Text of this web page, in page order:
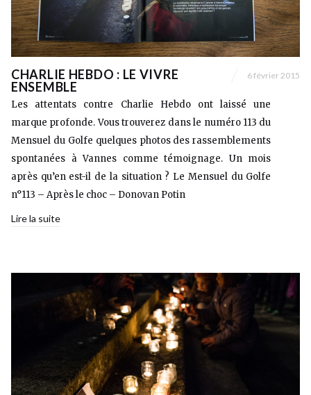
CHARLIE HEBDO : LE VIVRE
ENSEMBLE
6 février 2015
Les attentats contre Charlie Hebdo ont laissé une
marque profonde. Vous trouverez dans le numéro 113 du
Mensuel du Golfe quelques photos des rassemblements
spontanées à Vannes comme témoignage. Un mois
après qu’en est-il de la situation ? Le Mensuel du Golfe
n°113 – Après le choc – Donovan Potin
Lire la suite